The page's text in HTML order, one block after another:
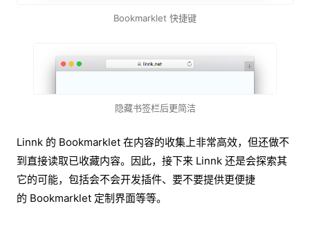
Bookmarklet 快捷键
隐藏书签栏后更简洁
Linnk 的 Bookmarklet 在内容的收集上非常高效，但还做不
到直接读取已收藏内容。因此，接下来 Linnk 还是会探索其
它的可能，包括会不会开发插件、要不要提供更便捷
的 Bookmarklet 定制界面等等。